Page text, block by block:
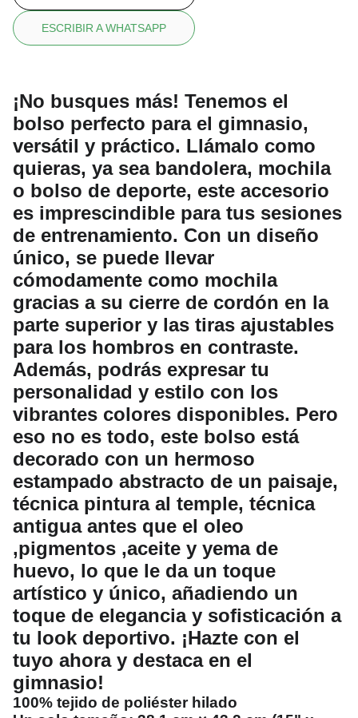
ESCRIBIR A WHATSAPP
¡No busques más! Tenemos el
bolso perfecto para el gimnasio,
versátil y práctico. Llámalo como
quieras, ya sea bandolera, mochila
o bolso de deporte, este accesorio
es imprescindible para tus sesiones
de entrenamiento. Con un diseño
único, se puede llevar
cómodamente como mochila
gracias a su cierre de cordón en la
parte superior y las tiras ajustables
para los hombros en contraste.
Además, podrás expresar tu
personalidad y estilo con los
vibrantes colores disponibles. Pero
eso no es todo, este bolso está
decorado con un hermoso
estampado abstracto de un paisaje,
técnica pintura al temple, técnica
antigua antes que el oleo
,pigmentos ,aceite y yema de
huevo, lo que le da un toque
artístico y único, añadiendo un
toque de elegancia y sofisticación a
tu look deportivo. ¡Hazte con el
tuyo ahora y destaca en el
gimnasio!
100% tejido de poliéster hilado